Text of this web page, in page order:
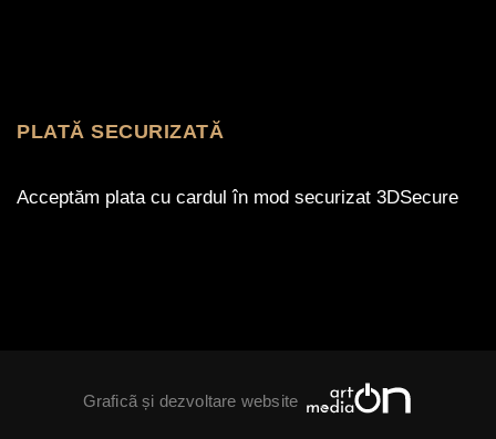
PLATĂ SECURIZATĂ
Acceptăm plata cu cardul în mod securizat 3DSecure
Graficã și dezvoltare website